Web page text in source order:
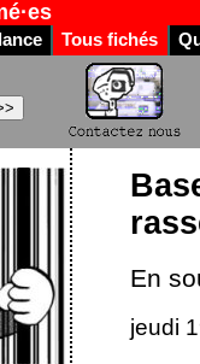
Tous fichés
En
jeudi